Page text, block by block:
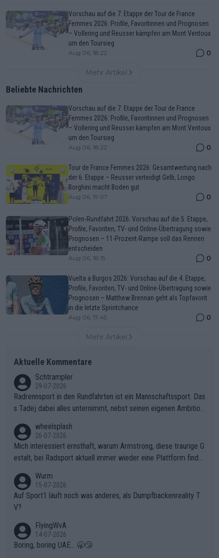
Vorschau auf die 7. Etappe der Tour de France
Femmes 2026: Profile, Favoritinnen und Prognosen
– Vollering und Reusser kämpfen am Mont Ventoux
um den Toursieg
Aug 06, 18:22 0
Mehr Artikel
Beliebte Nachrichten
Vorschau auf die 7. Etappe der Tour de France
Femmes 2026: Profile, Favoritinnen und Prognosen
– Vollering und Reusser kämpfen am Mont Ventoux
um den Toursieg
Aug 06, 18:22 0
Tour de France Femmes 2026: Gesamtwertung nach
der 6. Etappe – Reusser verteidigt Gelb, Longo
Borghini macht Boden gut
Aug 06, 19:07 0
Polen-Rundfahrt 2026: Vorschau auf die 5. Etappe,
Profile, Favoriten, TV- und Online-Übertragung sowie
Prognosen – 11-Prozent-Rampe soll das Rennen
entscheiden
Aug 06, 18:15 0
Vuelta a Burgos 2026: Vorschau auf die 4. Etappe,
Profile, Favoriten, TV- und Online-Übertragung sowie
Prognosen – Matthew Brennan geht als Topfavorit
in die letzte Sprintchance
Aug 06, 17:45 0
Mehr Artikel
Aktuelle Kommentare
Schtrampler
29-07-2026
Radrennsport in den Rundfahrten ist ein Mannschaftssport. Das
s Tadej dabei alles unternimmt, nebst seinen eigenen Ambition
ganze Team auch mental stark zu machen und konkret am Erf
olg teilzuhaben, ist ihm ganz hoch anzurechnen. Das ist ein Zei
chen weit über den Radsport hinaus.
wheelsplash
26-07-2026
Mich interessiert ernsthaft, warum Armstrong, diese traurige G
estalt, bei Radsport aktuell immer wieder eine Plattform finde
Wurm
15-07-2026
Auf Sport1 läuft noch was anderes, als Dumpfbackenreality T
V?
FlyingWvA
14-07-2026
Boring, boring UAE... 🥱😴